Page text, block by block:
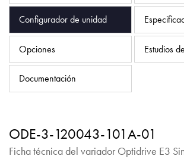
Configurador de unidad
Opciones Estudios
Documentación
ODE-3-120043-101A-01
Ficha técnica del variador Optidrive E3